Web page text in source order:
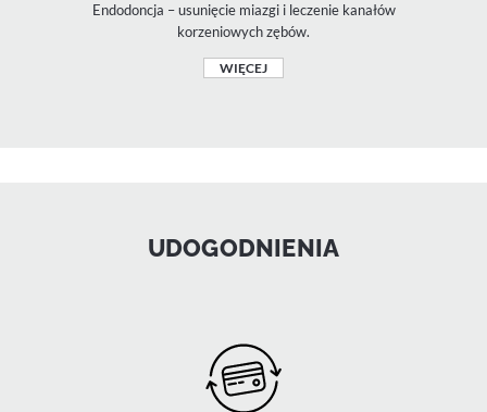
Endodoncja – usunięcie miazgi i leczenie kanałów
korzeniowych zębów.
WIĘCEJ
UDOGODNIENIA